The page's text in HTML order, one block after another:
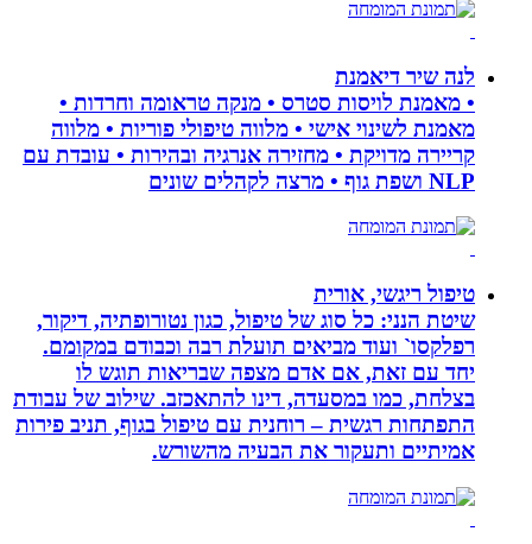
לנה שיר דיאמנת
• מאמנת לויסות סטרס • מנקה טראומה וחרדות •
מאמנת לשינוי אישי • מלווה טיפולי פוריות • מלווה
קריירה מדויקת • מחזירה אנרגיה ובהירות • עובדת עם
NLP ושפת גוף • מרצה לקהלים שונים
טיפול ריגשי, אורית
שיטת הנני: כל סוג של טיפול, כגון נטורופתיה, דיקור,
רפלקסו` ועוד מביאים תועלת רבה וכבודם במקומם.
יחד עם זאת, אם אדם מצפה שבריאות תוגש לו
בצלחת, כמו במסעדה, דינו להתאכזב. שילוב של עבודת
התפתחות רגשית – רוחנית עם טיפול בגוף, תניב פירות
אמיתיים ותעקור את הבעיה מהשורש.